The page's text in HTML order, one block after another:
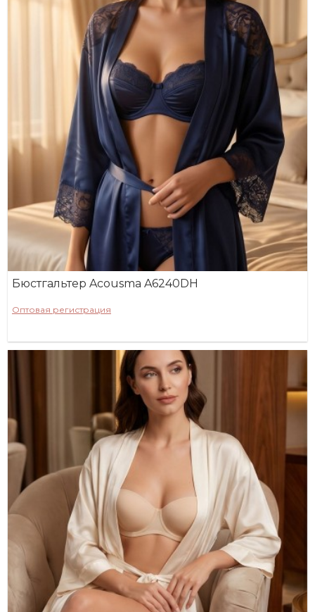
Бюстгальтер Acousma A6240DH
Оптовая регистрация